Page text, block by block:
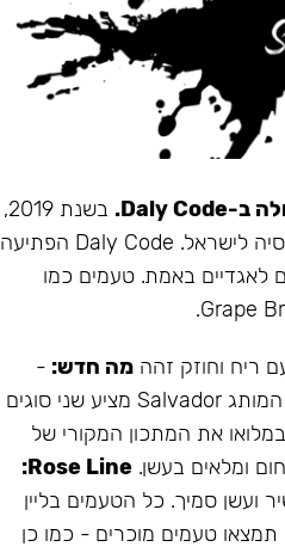
בשנת 2019,
זו הייתה תערובת התה הראשונה שהובאה מרוסיה לישראל. Daly Code הפתיעה
לאגדיים באמת. טעמים כמו
ריח וחוזק זהה מה חדש: -
עמיד יותר לחום - אריזה נוחה - מיוצר בישראל המותג Salvador מציע שני סוגים
את המתכון המקורי של
Rose Line:
ועשן סמיך. כל הטעמים בליין
תמצאו טעמים מוכרים - כמו כן